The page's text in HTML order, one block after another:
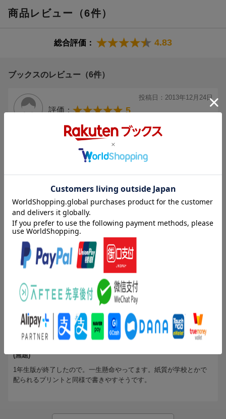
商品レビュー（6件）
総合評価： 4.83
ブックスのレビュー（6件）
投稿日：2013年12月24日
評価： 5
音読プリント同様、子供が意欲的に挑戦しやすい本でした。
投稿日：2013年03月05日
評価：
ゴーゴー！アンパンマン
徹底反復読み書き計算プリントと内容が被る
熟語対策に購入したのですが、タイトル通りです。勉強熱心な子な
らばどちらか一冊でも十分です（読み書き計算プリントに載ってい
る漢字の熟語を漢字辞典で調べて練習するか、熟語プリントに載っ
ている書き順を参考に自分で新しい漢字を練習してトータルで覚え
る）。普通の学力の我が子だと二冊買った方がいいですが、やはり
練習量が少ないので別に練習ノートを作る必要はあると思います。
もっと見る
投稿日：2010年04月02日
評価： 5
syrsm2010
(無題)
1年生版が終了したので。一生懸命やってます。紙質が学校とかで
配られるプリントと同様で書きやすそうです。